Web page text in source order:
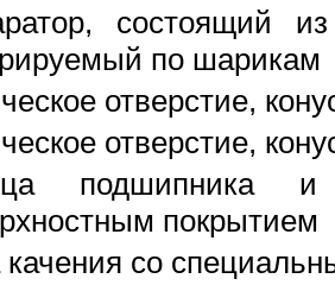
состоящий
по шарикам
отверстие,
отверстие,
подшипника
покрытием
качения со